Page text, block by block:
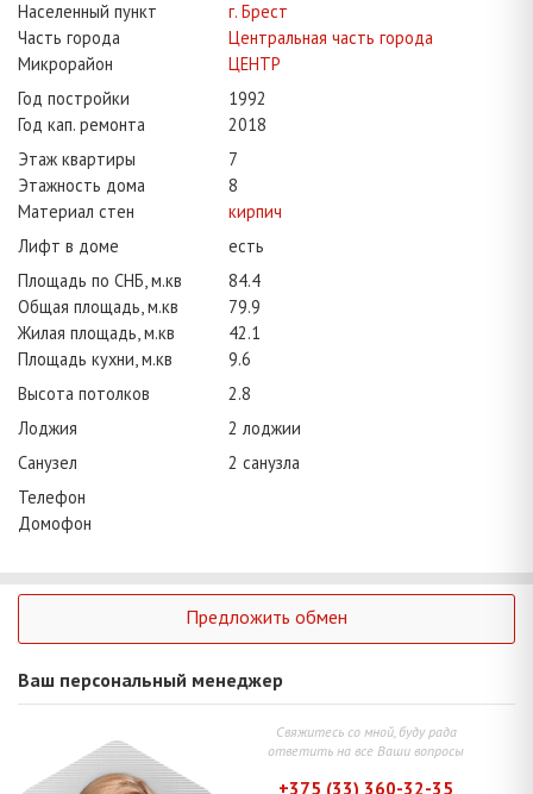
Населенный пункт
г. Брест
Часть города
Центральная часть города
Микрорайон
ЦЕНТР
Год постройки
1992
Год кап. ремонта
2018
Этаж квартиры
7
Этажность дома
8
Материал стен
кирпич
Лифт в доме
есть
Площадь по СНБ, м.кв
84.4
Общая площадь, м.кв
79.9
Жилая площадь, м.кв
42.1
Площадь кухни, м.кв
9.6
Высота потолков
2.8
Лоджия
2 лоджии
Санузел
2 санузла
Телефон
Домофон
Предложить обмен
Ваш персональный менеджер
Свяжитесь со мной, буду рада
ответить на все Ваши вопросы
+375 (33) 360-32-35